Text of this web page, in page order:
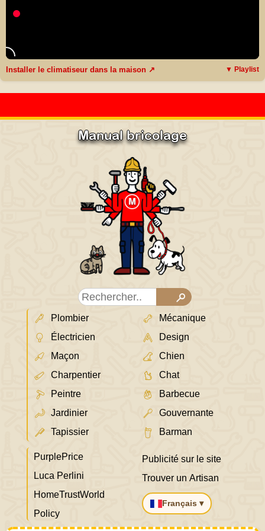
Installer le climatiseur dans la maison ↗ ▼ Playlist
Manual bricolage
Plombier
Électricien
Maçon
Charpentier
Peintre
Jardinier
Tapissier
Mécanique
Design
Chien
Chat
Barbecue
Gouvernante
Barman
PurplePrice
Luca Perlini
HomeTrustWorld
Policy
Publicité sur le site
Trouver un Artisan
Français ▾